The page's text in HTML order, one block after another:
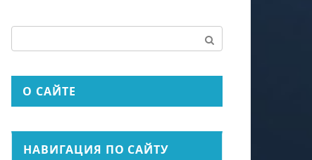
О САЙТЕ
НАВИГАЦИЯ ПО САЙТУ